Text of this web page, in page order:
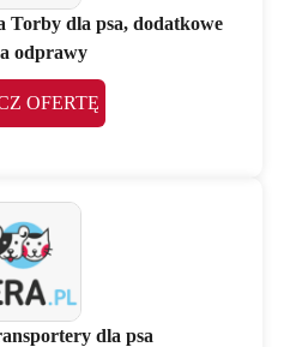
Torby dla psa, dodatkowe
odprawy
OFERTĘ
dla psa